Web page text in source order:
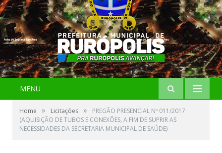
MENU
Home » Licitações »
PREGÃO PRESENCIAL Nº 011/2017
(AQUISIÇÃO DE TUBOS E CONEXÕES, A FIM DE SUPRIR AS
NECESSIDADES DA SECRETARIA MUNICIPAL DE SAÚDE)